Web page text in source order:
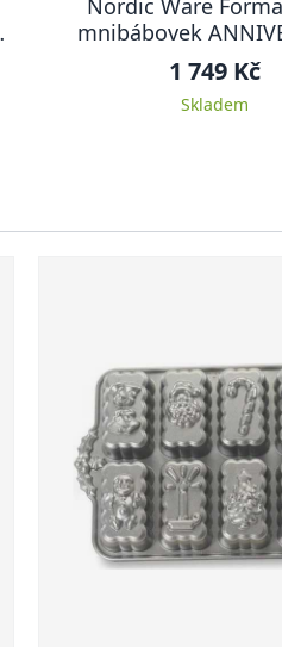
mnibábovek
PROPLETENÁ
1 749 Kč
Skladem